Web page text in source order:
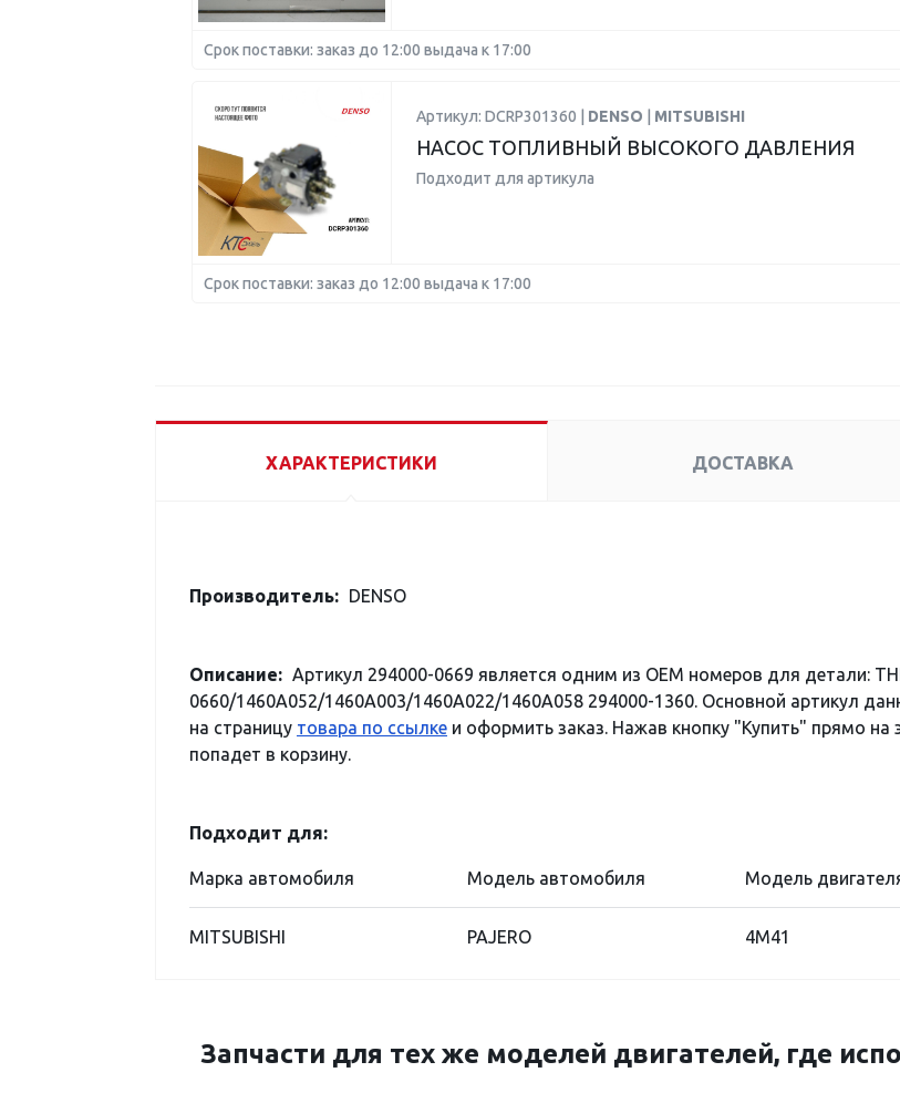
Срок поставки: заказ до 12:00 выдача к 17:00
Артикул: DCRP301360 | DENSO MITSUBISHI
НАСОС ТОПЛИВНЫЙ ВЫСОКОГО ДАВЛЕНИЯ
Подходит для артикула
Срок поставки: заказ до 12:00 выдача к 17:00
ХАРАКТЕРИСТИКИ ДОСТАВКА
Производитель: DENSO
Описание: Артикул 294000-0669 является одним из OEM номеров для детали:
0660/1460A052/1460A003/1460A022/1460A058 294000-1360. Основной артикул
на страницу товара по ссылке и оформить заказ. Нажав кнопку "Купить" прямо на
попадет в корзину.
Подходит для:
Марка автомобиля Модель автомобиля Модель
MITSUBISHI PAJERO 4M41
Запчасти для тех же моделей двигателей, где